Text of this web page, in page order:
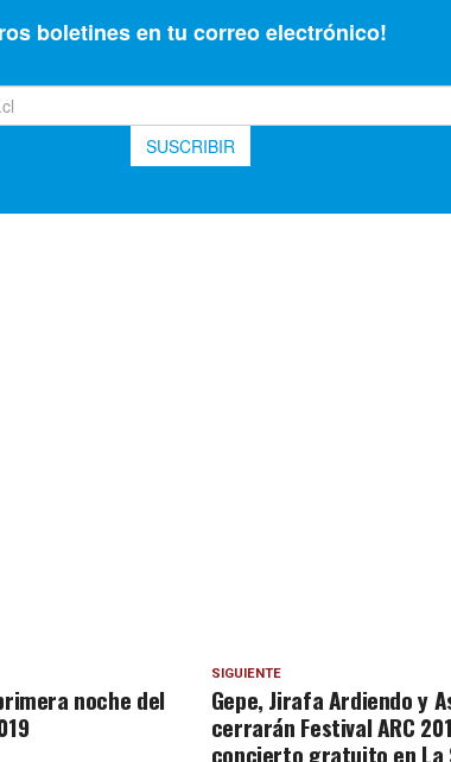
SIGUIENTE
Gepe, Jirafa Ardiendo y
cerrarán Festival ARC
concierto gratuito en La
noche del